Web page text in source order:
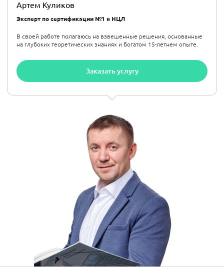
Артем Куликов
Эксперт по сертификации №1 в НЦЛ
В своей работе полагаюсь на взвешенные решения, основанные
на глубоких теоретических знаниях и богатом 15-летнем опыте.
Заказать услугу